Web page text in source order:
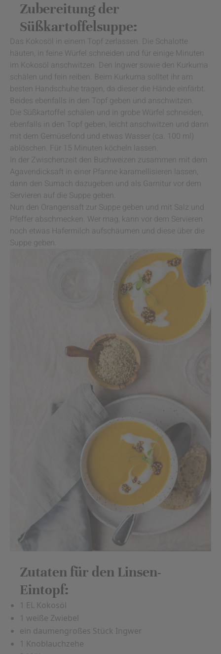
Zubereitung der
Süßkartoffelsuppe:
Das Kokosöl in einem Topf zerlassen. Die Schalotte
häuten, in feine Würfel schneiden und für einige Minuten
im Kokosöl anschwitzen. Den Ingwer sowie den Kurkuma
schälen und fein reiben. Beim Kurkuma solltet ihr am
besten Handschuhe tragen, da dieser die Hände einfärbt.
Beides ebenfalls in den Topf geben und anschwitzen.
Die Süßkartoffel schälen und in grobe Würfel schneiden,
ebenfalls in den Topf geben, leicht anschwitzen und dann
mit dem Gemüsefond und etwas Wasser (ca. 100 ml)
ablöschen. Für 15 Minuten köcheln lassen.
In der Zwischenzeit den Buchweizen zusammen mit dem
Agavendicksaft in einer Pfanne karamellisieren lassen,
dann den Sumach dazugeben und als Garnitur vor dem
Servieren auf die Suppe geben.
Nun den Orangensaft zur Suppe geben und mit Salz und
Pfeffer abschmecken. Wer mag, kann vor dem Servieren
noch etwas Hafermilch aufschäumen und diese über die
Suppe geben.
Zutaten für den Linsen-
Eintopf:
1 EL Kokosöl
1 weiße Zwiebel
ein daumengroßes Stück Ingwer
1 Knoblauchzehe